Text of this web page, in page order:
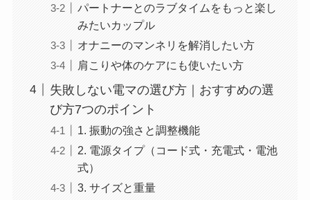
パートナーとのラブタイムをもっと楽し
みたいカップル
オナニーのマンネリを解消したい方
肩こりや体のケアにも使いたい方
失敗しない電マの選び方｜おすすめの選
び方7つのポイント
1. 振動の強さと調整機能
2. 電源タイプ（コード式・充電式・電池
式）
3. サイズと重量